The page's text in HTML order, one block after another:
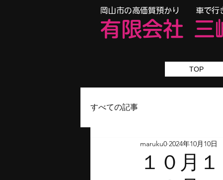
岡山市の高価質預かり 車で行
有限会社 三
TOP
すべての記事
１０月
maruku0 2024年10月10日